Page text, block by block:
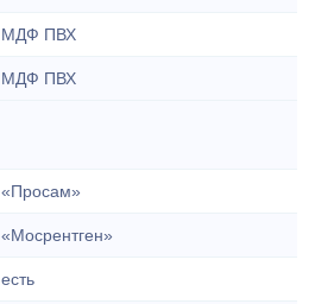
МДФ ПВХ
МДФ ПВХ
«Просам»
«Мосрентген»
есть